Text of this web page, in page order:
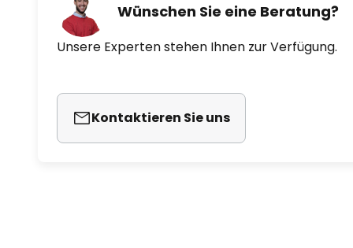
Wünschen Sie eine Beratung?
Unsere Experten stehen Ihnen zur Verfügung.
Kontaktieren Sie uns